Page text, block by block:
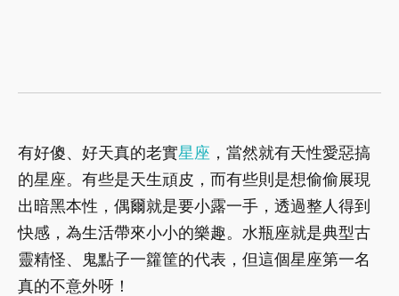
有好傻、好天真的老實星座 ，當然就有天性愛惡搞
的星座。有些是天生頑皮，而有些則是想偷偷展現
出暗黑本性，偶爾就是要小露一手，透過整人得到
快感，為生活帶來小小的樂趣。水瓶座就是典型古
靈精怪、鬼點子一籮筐的代表，但這個星座第一名
真的不意外呀！